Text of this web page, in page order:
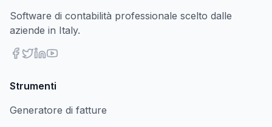
Software di contabilità professionale scelto dalle
aziende in Italy.
Strumenti
Generatore di fatture